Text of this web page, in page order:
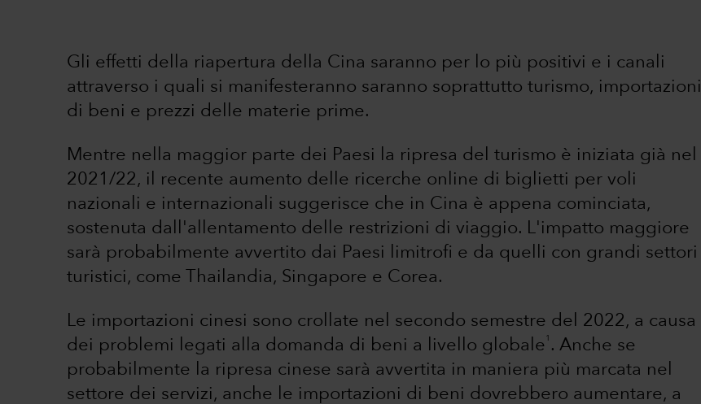
Gli effetti della riapertura della Cina saranno per lo più positivi e i canali
attraverso i quali si manifesteranno saranno soprattutto turismo, importazioni
di beni e prezzi delle materie prime.
Mentre nella maggior parte dei Paesi la ripresa del turismo è iniziata già nel
2021/22, il recente aumento delle ricerche online di biglietti per voli
nazionali e internazionali suggerisce che in Cina è appena cominciata,
sostenuta dall'allentamento delle restrizioni di viaggio. L'impatto maggiore
sarà probabilmente avvertito dai Paesi limitrofi e da quelli con grandi settori
turistici, come Thailandia, Singapore e Corea.
Le importazioni cinesi sono crollate nel secondo semestre del 2022, a causa
dei problemi legati alla domanda di beni a livello globale 1
. Anche se
probabilmente la ripresa cinese sarà avvertita in maniera più marcata nel
settore dei servizi, anche le importazioni di beni dovrebbero aumentare, a